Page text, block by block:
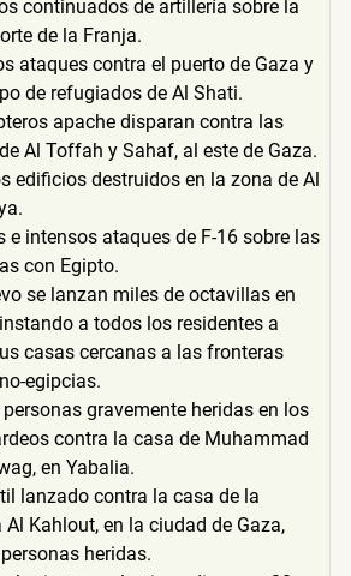
continuados de artillería sobre la
de la Franja.
ataques contra el puerto de Gaza y
de refugiados de Al Shati.
apache disparan contra las
Al Toffah y Sahaf, al este de Gaza.
edificios destruidos en la zona de Al
e intensos ataques de F-16 sobre las
con Egipto.
se lanzan miles de octavillas en
a todos los residentes a
casas cercanas a las fronteras
egipcias.
personas gravemente heridas en los
contra la casa de Muhammad
en Yabalia.
lanzado contra la casa de la
Kahlout, en la ciudad de Gaza,
heridas.